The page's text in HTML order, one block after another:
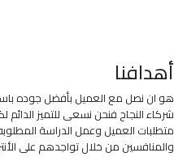
أهدافنا
هو ان نصل مع العميل بأفضل جوده
شركاء النجاح فنحن نسعى للتميز
متطلبات العميل وعمل الدراسة
والمنافسين من خلال تواجدهم على